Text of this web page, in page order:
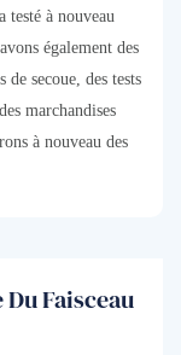
testé à nouveau
également des
de secoue, des tests
marchandises
à nouveau des
Faisceau